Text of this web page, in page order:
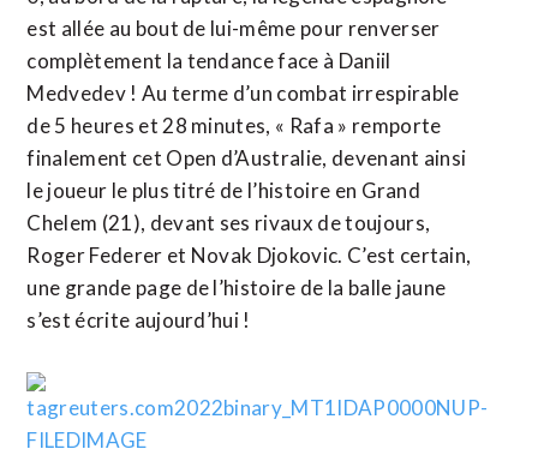
est allée au bout de lui-même pour renverser
complètement la tendance face à Daniil
Medvedev ! Au terme d’un combat irrespirable
de 5 heures et 28 minutes, « Rafa » remporte
finalement cet Open d’Australie, devenant ainsi
le joueur le plus titré de l’histoire en Grand
Chelem (21), devant ses rivaux de toujours,
Roger Federer et Novak Djokovic. C’est certain,
une grande page de l’histoire de la balle jaune
s’est écrite aujourd’hui !